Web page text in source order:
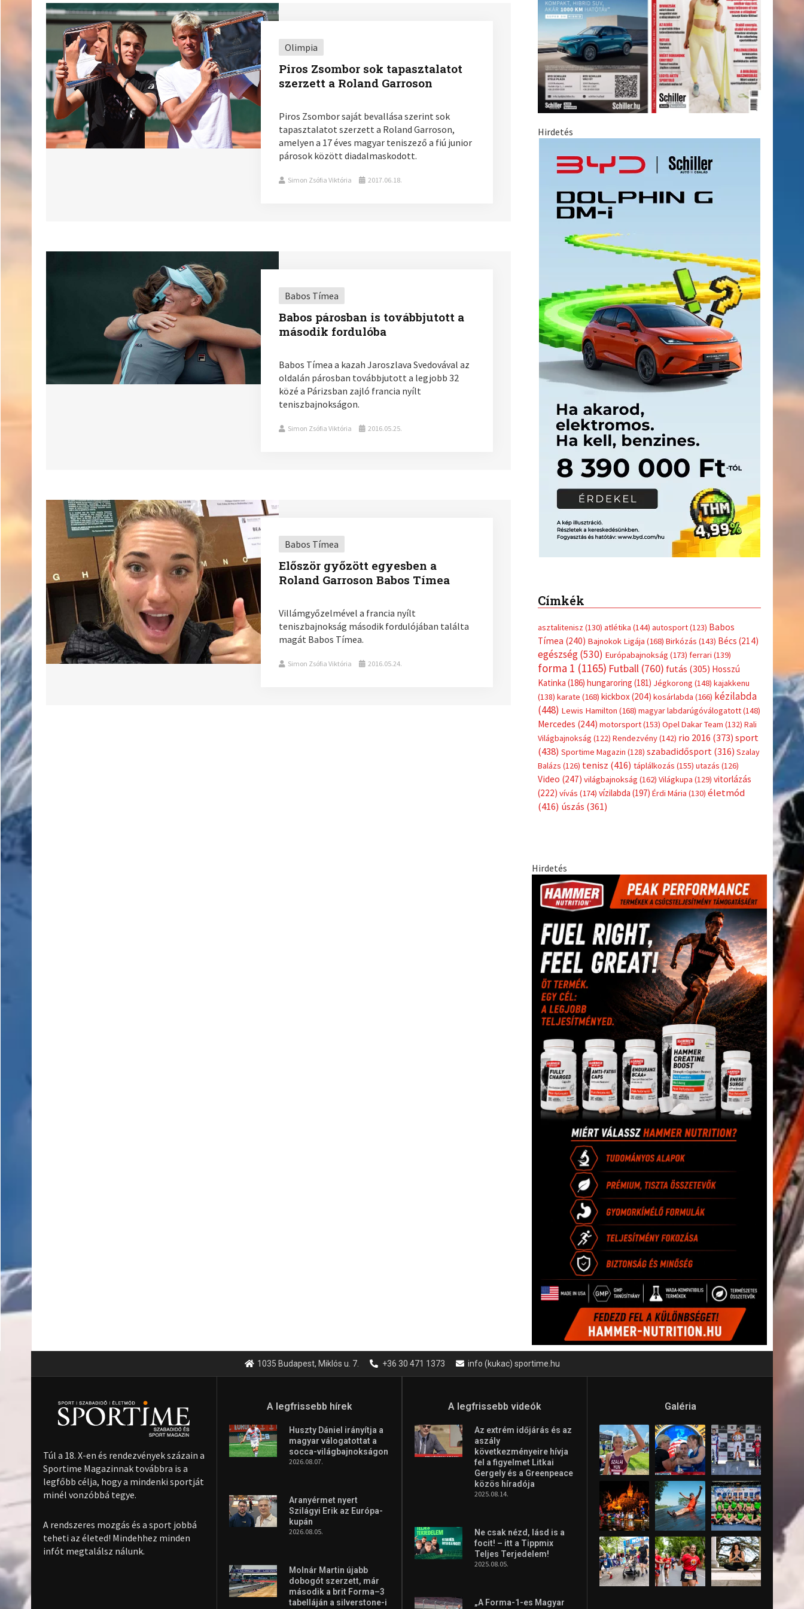
Olimpia
Piros Zsombor sok tapasztalatot
szerzett a Roland Garroson
Piros Zsombor saját bevallása szerint sok
tapasztalatot szerzett a Roland Garroson,
amelyen a 17 éves magyar teniszező a fiú junior
párosok között diadalmaskodott.
Simon Zsófia Viktória 2017.06.18.
Babos Tímea
Babos párosban is továbbjutott a
második fordulóba
Babos Tímea a kazah Jaroszlava Svedovával az
oldalán párosban továbbjutott a legjobb 32
közé a Párizsban zajló francia nyílt
teniszbajnokságon.
Simon Zsófia Viktória 2016.05.25.
Babos Tímea
Először győzött egyesben a
Roland Garroson Babos Tímea
Villámgyőzelmével a francia nyílt
teniszbajnokság második fordulójában találta
magát Babos Tímea.
Simon Zsófia Viktória 2016.05.24.
Hirdetés
Címkék
asztalitenisz (130) atlétika (144) autosport(123) Babos
Tímea (240) Bajnokok Ligája (168) Birkózás (143) Bécs (214)
egészség(530) Európabajnokság (173) ferrari (139)
forma 1 (1165) Futball (760) futás (305) Hosszú
Katinka (186) hungaroring (181) Jégkorong (148) kajakkenu
(138) karate (168) kickbox(204) kosárlabda (166) kézilabda
(448) Lewis Hamilton (168) magyar labdarúgóválogatott(148)
Mercedes (244) motorsport(153) Opel Dakar Team (132) Rali
Világbajnokság (122) Rendezvény(142) rio 2016 (373) sport
(438) Sportime Magazin (128) szabadidősport (316) Szalay
Balázs (126) tenisz (416) táplálkozás (155) utazás (126)
Video (247) világbajnokság (162) Világkupa (129) vitorlázás
(222) vívás (174) vízilabda (197) Érdi Mária (130) életmód
(416) úszás (361)
Hirdetés
1035 Budapest, Miklós u. 7. +36 30 471 1373 info (kukac) sportime.hu
Túl a 18. X-en és rendezvények százain a
Sportime Magazinnak továbbra is a
legfőbb célja, hogy a mindenki sportját
minél vonzóbbá tegye.
A rendszeres mozgás és a sport jobbá
teheti az életed! Mindehhez minden
infót megtalálsz nálunk.
A legfrissebb hírek
Huszty Dániel irányítja a
magyar válogatottat a
socca-világbajnokságon
2026.08.07.
Aranyérmet nyert
Szilágyi Erik az Európa-
kupán
2026.08.05.
Molnár Martin újabb
dobogót szerzett, már
második a brit Forma–3
tabelláján a silverstone-i
A legfrissebb videók
Az extrém időjárás és az
aszály
következményeire hívja
fel a figyelmet Litkai
Gergely és a Greenpeace
közös híradója
2025.08.14.
Ne csak nézd, lásd is a
focit! – itt a Tippmix
Teljes Terjedelem!
2025.08.05.
„A Forma-1-es Magyar
Galéria